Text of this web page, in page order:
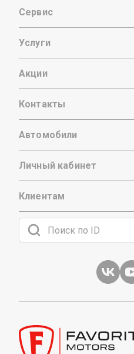
Сервис
Услуги
Акции
Контакты
Автомобили
Личный кабинет
Клиентам